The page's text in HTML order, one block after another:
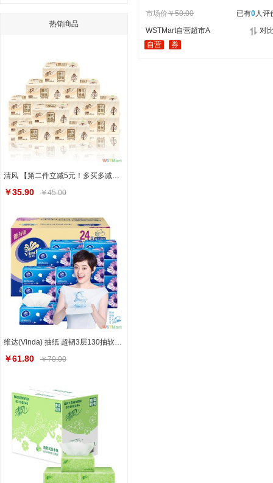
热销商品
清风 【第二件立减5元！多买多减！】抽纸原木纯品纸抽卫生纸3层餐巾纸共12包面巾纸家用纸巾抽纸
￥35.90 ￥45.00
维达(Vinda) 抽纸 超韧3层130抽软抽*24包纸巾(小规格) 整箱销售
￥61.80 ￥70.00
市场价￥50.00 已有0人评
WSTMart自营超市A
对
自营
券